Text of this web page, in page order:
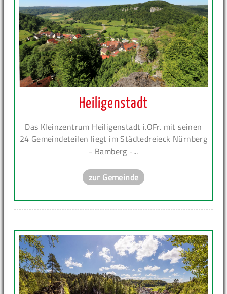
Heiligenstadt
Das Kleinzentrum Heiligenstadt i.OFr. mit seinen
24 Gemeindeteilen liegt im Städtedreieck Nürnberg
- Bamberg -...
zur Gemeinde